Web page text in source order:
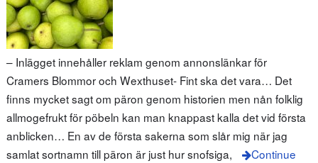
– Inlägget innehåller reklam genom annonslänkar för
Cramers Blommor och Wexthuset- Fint ska det vara… Det
finns mycket sagt om päron genom historien men nån folklig
allmogefrukt för pöbeln kan man knappast kalla det vid första
anblicken… En av de första sakerna som slår mig när jag
samlat sortnamn till päron är just hur snofsiga,
Continue